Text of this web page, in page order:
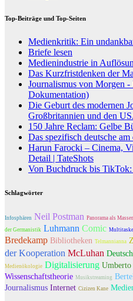
Top-Beiträge und Top-Seiten
Medienkritik: Ein
Briefe lesen
Medienindustrie in
Das Kurzfristdenken der
Journalismus von Morgen
Dokumentation)
Die Geburt des modernen
Großbritannien und den
150 Jahre Reclam: Gelbe
Das spezifisch deutsche
Harun Farocki – Cinema,
Detail | TateShots
Von Buchdruck bis
Schlagwörter
Infosphären Neil Postman Panorama als
der Germanistik Luhmann Comic
Bredekamp Bibliotheken Telmannianna
der Kooperation McLuhan
Medienökologie Digitalisierung Umberto
Wissenschaftstheorie Musikstreaming
Journalismus Internet Cizizen Kane